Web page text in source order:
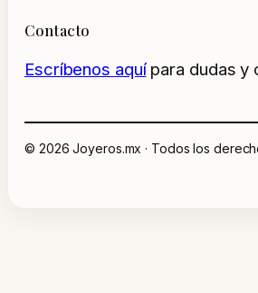
Contacto
Escríbenos aquípara dudas y
© 2026 Joyeros.mx · Todos los